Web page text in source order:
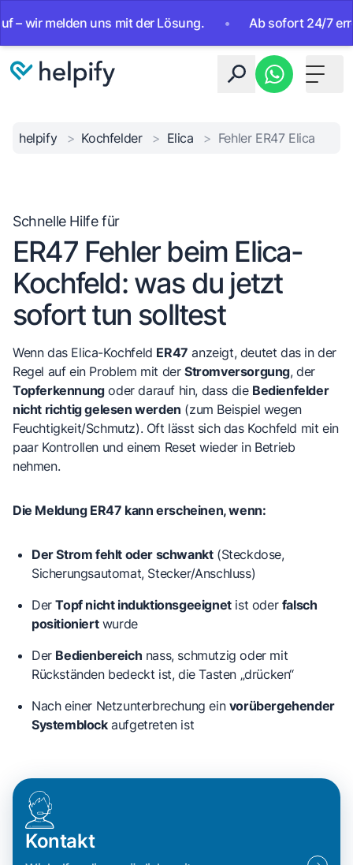
melden uns mit der Lösung. • Ab sofort 24/7
Toggle
helpify > Kochfelder > Elica > Fehler ER47 Elica
Schnelle Hilfe für
ER47 Fehler beim Elica-
Kochfeld: was du jetzt
sofort tun solltest
Wenn das Elica-Kochfeld ER47 anzeigt, deutet das in der
Regel auf ein Problem mit derStromversorgung, der
Topferkennungoder darauf hin, dass die Bedienfelder
nicht richtig gelesen werden (zum Beispiel wegen
Feuchtigkeit/Schmutz). Oft lässt sich das Kochfeld mit ein
paar Kontrollen und einem Reset wieder in Betrieb
nehmen.
Die Meldung ER47 kann erscheinen, wenn:
Der Strom fehlt oder schwankt(Steckdose,
Sicherungsautomat, Stecker/Anschluss)
DerTopf nicht induktionsgeeignetist oder falsch
positioniertwurde
Der Bedienbereich nass, schmutzig oder mit
Rückständen bedeckt ist, die Tasten „drücken“
Nach einer Netzunterbrechung ein vorübergehender
Systemblockaufgetreten ist
Kontakt